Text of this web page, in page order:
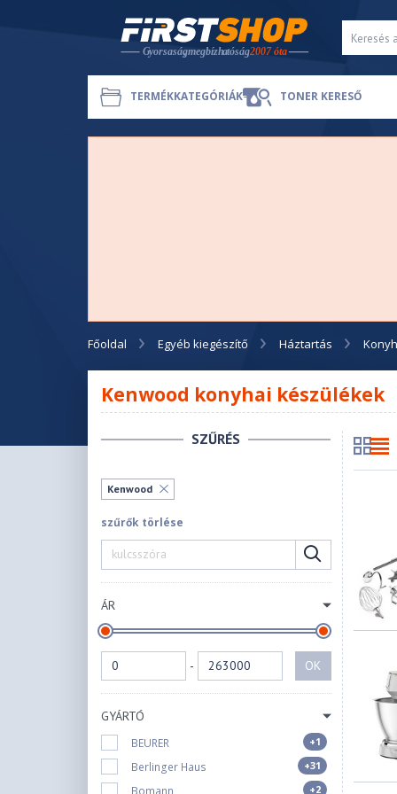
TERMÉKKATEGÓRIÁK TONER KERESŐ
Főoldal Egyéb kiegészítő Háztartás
Kenwood konyhai készülékek
SZŰRÉS
Kenwood
szűrők törlése
ÁR
- OK
GYÁRTÓ
BEURER +1
Berlinger Haus +31
Bomann +2